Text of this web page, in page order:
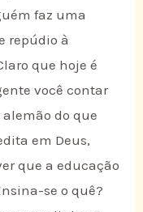
faz uma
repúdio à
que hoje é
você contar
do que
em Deus,
que a educação
se o quê?